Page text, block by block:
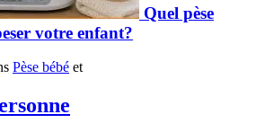
Quel pèse
votre enfant?
Pèse bébé et